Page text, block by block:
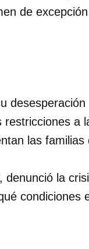
de
a
las familias
la
condiciones